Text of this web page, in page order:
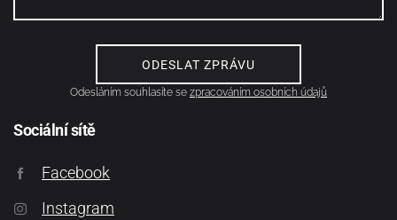
Odesláním souhlasíte se zpracováním osobních údajů
Sociální sítě
Facebook
Instagram